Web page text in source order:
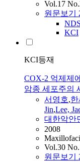
Vol.17
원문보기
KCI
KCI등재
COX-2 억제제
암종 세포주의
서영호,한
Jin,Lee,
대한악안
2008
Vol.30
원문보기